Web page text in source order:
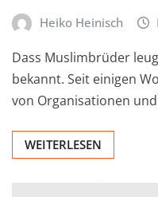
Heiko Heinisch
Dass Muslimbrüder
bekannt. Seit einigen
von Organisationen
WEITERLESEN